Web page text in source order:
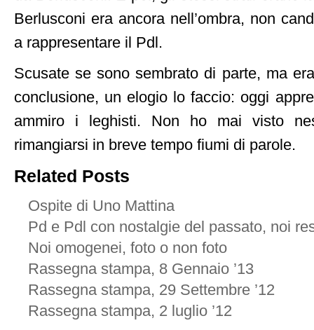
Berlusconi era ancora nell’ombra, non
a rappresentare il Pdl.
Scusate se sono sembrato di parte, ma
conclusione, un elogio lo faccio: oggi
ammiro i leghisti. Non ho mai visto
rimangiarsi in breve tempo fiumi di parole.
Related Posts
Ospite di Uno Mattina
Pd e Pdl con nostalgie del passato, noi
Noi omogenei, foto o non foto
Rassegna stampa, 8 Gennaio ’13
Rassegna stampa, 29 Settembre ’12
Rassegna stampa, 2 luglio ’12